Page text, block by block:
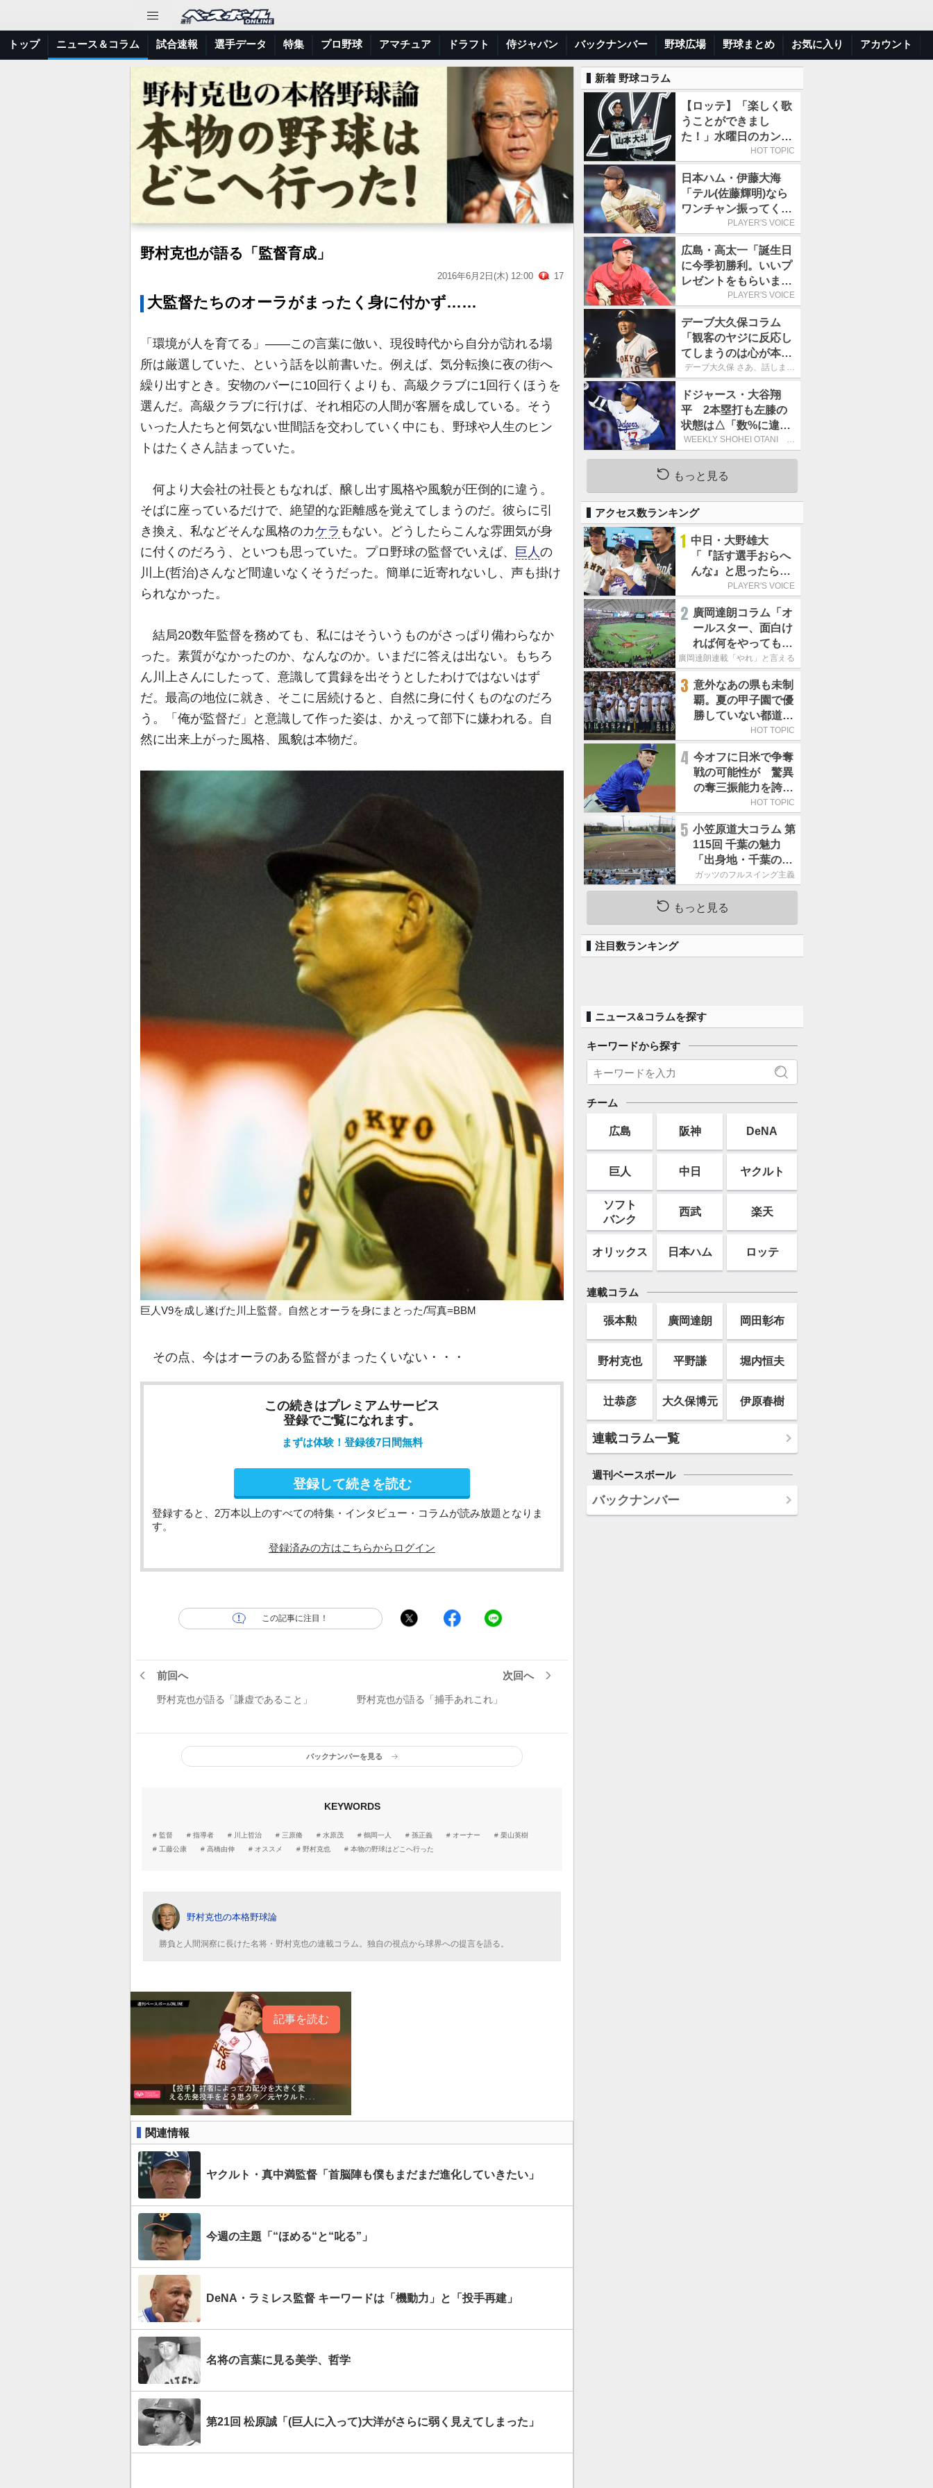
トップ ニュース＆コラム 試合速報 選手データ 特集 プロ野球 アマチュア ドラフト 侍ジャパン バックナンバー 野球広場 野球まとめ お気に入り アカウント
野村克也が語る「監督育成」
2016年6月2日(木) 12:00 17
大監督たちのオーラがまったく身に付かず……
「環境が人を育てる」――この言葉に倣い、現役時代から自分が訪れる場
所は厳選していた、という話を以前書いた。例えば、気分転換に夜の街へ
繰り出すとき。安物のバーに10回行くよりも、高級クラブに1回行くほうを
選んだ。高級クラブに行けば、それ相応の人間が客層を成している。そう
いった人たちと何気ない世間話を交わしていく中にも、野球や人生のヒン
トはたくさん詰まっていた。
何より大会社の社長ともなれば、醸し出す風格や風貌が圧倒的に違う。
そばに座っているだけで、絶望的な距離感を覚えてしまうのだ。彼らに引
き換え、私などそんな風格のカケラ もない。どうしたらこんな雰囲気が身
に付くのだろう、といつも思っていた。プロ野球の監督でいえば、
巨人の
川上(哲治)さんなど間違いなくそうだった。簡単に近寄れないし、声も掛け
られなかった。
結局20数年監督を務めても、私にはそういうものがさっぱり備わらなか
った。素質がなかったのか、なんなのか。いまだに答えは出ない。もちろ
ん川上さんにしたって、意識して貫録を出そうとしたわけではないはず
だ。最高の地位に就き、そこに居続けると、自然に身に付くものなのだろ
う。「俺が監督だ」と意識して作った姿は、かえって部下に嫌われる。自
然に出来上がった風格、風貌は本物だ。
巨人V9を成し遂げた川上監督。自然とオーラを身にまとった/写真=BBM
その点、今はオーラのある監督がまったくいない・・・
この続きはプレミアムサービス
登録でご覧になれます。
まずは体験！登録後7日間無料
登録して続きを読む
登録すると、2万本以上のすべての特集・インタビュー・コラムが読み放題となりま
す。
登録済みの方はこちらからログイン
この記事に注目！
前回へ
野村克也が語る「謙虚であること」
次回へ
野村克也が語る「捕手あれこれ」
バックナンバーを見る
KEYWORDS
監督 指導者 川上哲治 三原脩 水原茂 鶴岡一人 孫正義 オーナー
栗山英樹
工藤公康
高橋由伸 オススメ 野村克也 本物の野球はどこへ行った
野村克也の本格野球論
勝負と人間洞察に長けた名将・野村克也の連載コラム。独自の視点から球界への提言を語る。
記事を読む
関連情報
ヤクルト・真中満監督「首脳陣も僕もまだまだ進化していきたい」
今週の主題「“ほめる“と“叱る”」
DeNA・ラミレス監督 キーワードは「機動力」と「投手再建」
名将の言葉に見る美学、哲学
第21回 松原誠「(巨人に入って)大洋がさらに弱く見えてしまった」
新着 野球コラム
【ロッテ】「楽しく歌
うことができまし
た！」水曜日のカンパ
ネラ、8月8日のオリッ
に来場
HOT TOPIC
日本ハム・伊藤大海
「テル(佐藤輝明)なら
ワンチャン振ってくれ
るかなと思って超スロ
た」／魔球
PLAYER'S VOICE
広島・高太一「誕生日
に今季初勝利。いいプ
レゼントをもらいまし
た」／バースデー星
PLAYER'S VOICE
デーブ大久保コラム
「観客のヤジに反応し
てしまうのは心が本当
に純粋だからなので
デーブ大久保 さあ、話しまし
ょう！
ドジャース・大谷翔
平 2本塁打も左膝の
状態は△「数%に違和
感があるなら、まだ休
針」
WEEKLY SHOHEI OTANI 二
刀流で呼び込む3連覇
もっと見る
アクセス数ランキング
1 中日・大野雄大
「『話す選手おらへ
んな』と思ったら坂
本勇人が来た！」／
PLAYER'S VOICE
2 廣岡達朗コラム「オ
ールスター、面白け
れば何をやってもい
いという発想は大間
廣岡達朗連載「やれ」と言える信念
3 意外なあの県も未制
覇。夏の甲子園で優
勝していない都道府
HOT TOPIC
4 今オフに日米で争奪
戦の可能性が 驚異
の奪三振能力を誇る
「最速160キロ右
HOT TOPIC
5 小笠原道大コラム 第
115回 千葉の魅力
「出身地・千葉の話
の続き。昔から野球
熱の高い土地柄で
す」
ガッツのフルスイング主義
もっと見る
注目数ランキング
ニュース&コラムを探す
キーワードから探す
チーム
広島 阪神 DeNA
巨人 中日 ヤクルト
ソフト
バンク
西武 楽天
オリックス 日本ハム ロッテ
連載コラム
張本勲 廣岡達朗 岡田彰布
野村克也 平野謙 堀内恒夫
辻恭彦 大久保博元 伊原春樹
連載コラム一覧
週刊ベースボール
バックナンバー